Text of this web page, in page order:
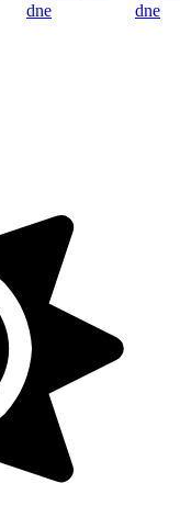
dne
dne